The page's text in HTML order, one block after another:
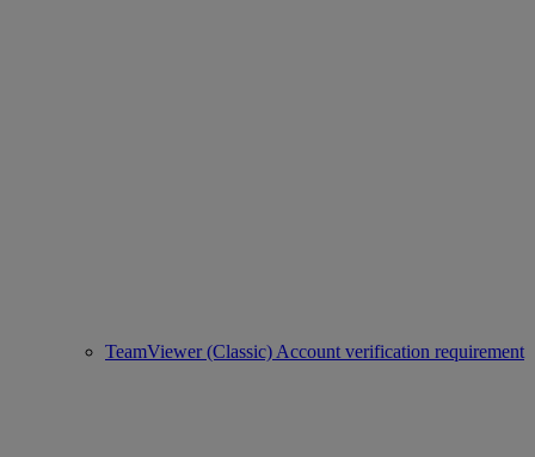
TeamViewer (Classic) Account verification requirement